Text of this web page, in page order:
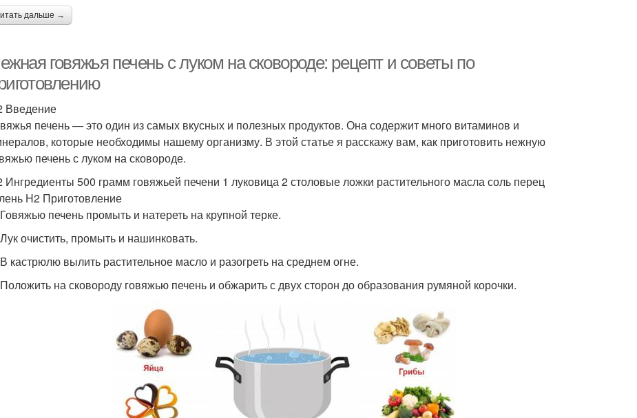
дальше →
говяжья печень с луком на сковороде: рецепт и советы по
Введение
печень — это один из самых вкусных и полезных продуктов. Она содержит много витаминов и
которые необходимы нашему организму. В этой статье я расскажу вам, как приготовить нежную
печень с луком на сковороде.
Ингредиенты 500 грамм говяжьей печени 1 луковица 2 столовые ложки растительного масла соль перец
H2 Приготовление
печень промыть и натереть на крупной терке.
очистить, промыть и нашинковать.
кастрюлю вылить растительное масло и разогреть на среднем огне.
на сковороду говяжью печень и обжарить с двух сторон до образования румяной корочки.